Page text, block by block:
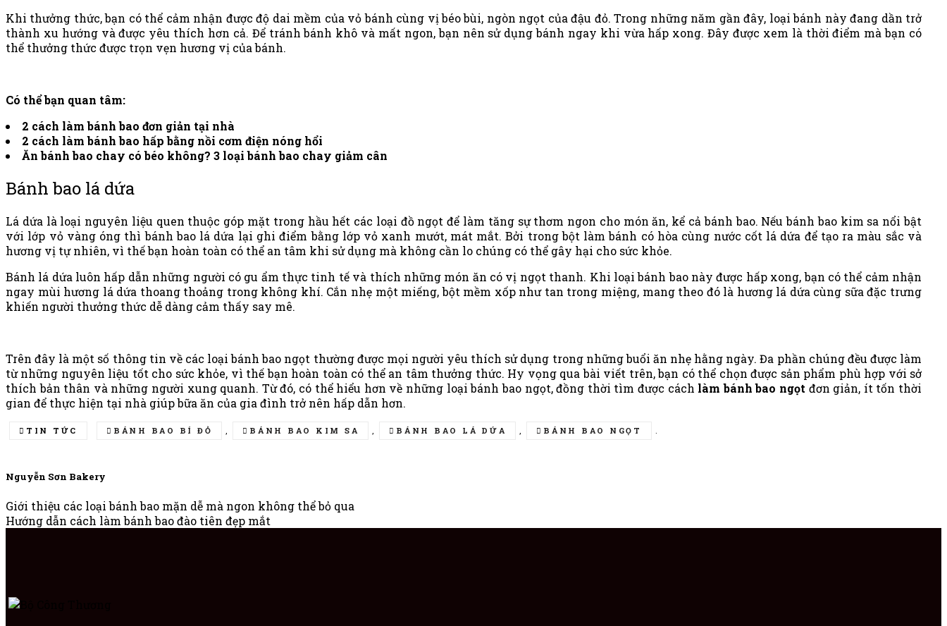
Khi thưởng thức, bạn có thể cảm nhận được độ dai mềm của vỏ bánh cùng vị béo bùi, ngòn ngọt của đậu đỏ. Trong những năm gần đây, loại bánh này đang dần trở
thành xu hướng và được yêu thích hơn cả. Để tránh bánh khô và mất ngon, bạn nên sử dụng bánh ngay khi vừa hấp xong. Đây được xem là thời điểm mà bạn có
thể thưởng thức được trọn vẹn hương vị của bánh.
Có thể bạn quan tâm:
2 cách làm bánh bao đơn giản tại nhà
2 cách làm bánh bao hấp bằng nồi cơm điện nóng hổi
Ăn bánh bao chay có béo không? 3 loại bánh bao chay giảm cân
Bánh bao lá dứa
Lá dứa là loại nguyên liệu quen thuộc góp mặt trong hầu hết các loại đồ ngọt để làm tăng sự thơm ngon cho món ăn, kể cả bánh bao. Nếu bánh bao kim sa nổi bật
với lớp vỏ vàng óng thì bánh bao lá dứa lại ghi điểm bằng lớp vỏ xanh mướt, mát mắt. Bởi trong bột làm bánh có hòa cùng nước cốt lá dứa để tạo ra màu sắc và
hương vị tự nhiên, vì thế bạn hoàn toàn có thể an tâm khi sử dụng mà không cần lo chúng có thể gây hại cho sức khỏe.
Bánh lá dứa luôn hấp dẫn những người có gu ẩm thực tinh tế và thích những món ăn có vị ngọt thanh. Khi loại bánh bao này được hấp xong, bạn có thể cảm nhận
ngay mùi hương lá dứa thoang thoảng trong không khí. Cắn nhẹ một miếng, bột mềm xốp như tan trong miệng, mang theo đó là hương lá dứa cùng sữa đặc trưng
khiến người thưởng thức dễ dàng cảm thấy say mê.
Trên đây là một số thông tin về các loại bánh bao ngọt thường được mọi người yêu thích sử dụng trong những buổi ăn nhẹ hằng ngày. Đa phần chúng đều được làm
từ những nguyên liệu tốt cho sức khỏe, vì thế bạn hoàn toàn có thể an tâm thưởng thức. Hy vọng qua bài viết trên, bạn có thể chọn được sản phẩm phù hợp với sở
thích bản thân và những người xung quanh. Từ đó, có thể hiểu hơn về những loại bánh bao ngọt, đồng thời tìm được cách làmbánh bao ngọt đơn giản, ít tốn thời
gian để thực hiện tại nhà giúp bữa ăn của gia đình trở nên hấp dẫn hơn.
TIN TỨC BÁNH BAO BÍ ĐỎ BÁNH BAO KIM SA BÁNH BAO LÁ DỨA BÁNH BAO NGỌT
Nguyễn Sơn Bakery
Giới thiệu các loại bánh bao mặn dễ mà ngon không thể bỏ qua
Hướng dẫn cách làm bánh bao đào tiên đẹp mắt